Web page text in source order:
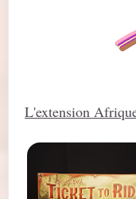
L'extension